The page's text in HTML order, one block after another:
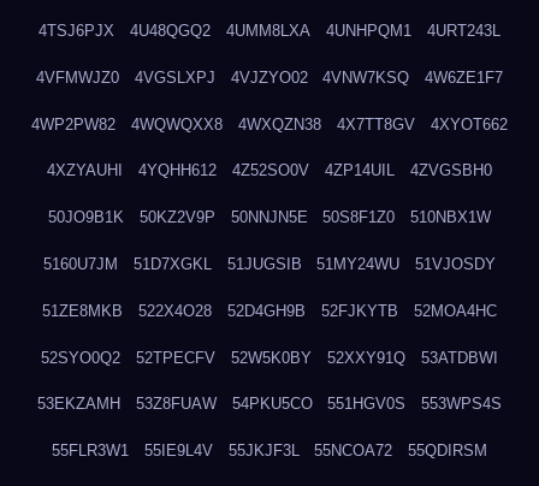
4TSJ6PJX 4U48QGQ2 4UMM8LXA 4UNHPQM1 4URT243L
4VFMWJZ0 4VGSLXPJ 4VJZYO02 4VNW7KSQ 4W6ZE1F7
4WP2PW82 4WQWQXX8 4WXQZN38 4X7TT8GV 4XYOT662
4XZYAUHI 4YQHH612 4Z52SO0V 4ZP14UIL 4ZVGSBH0
50JO9B1K 50KZ2V9P 50NNJN5E 50S8F1Z0 510NBX1W
5160U7JM 51D7XGKL 51JUGSIB 51MY24WU 51VJOSDY
51ZE8MKB 522X4O28 52D4GH9B 52FJKYTB 52MOA4HC
52SYO0Q2 52TPECFV 52W5K0BY 52XXY91Q 53ATDBWI
53EKZAMH 53Z8FUAW 54PKU5CO 551HGV0S 553WPS4S
55FLR3W1 55IE9L4V 55JKJF3L 55NCOA72 55QDIRSM